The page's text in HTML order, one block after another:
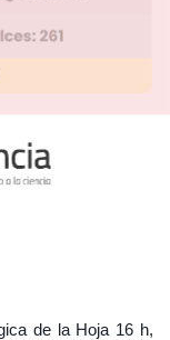
de la Hoja 16 h,